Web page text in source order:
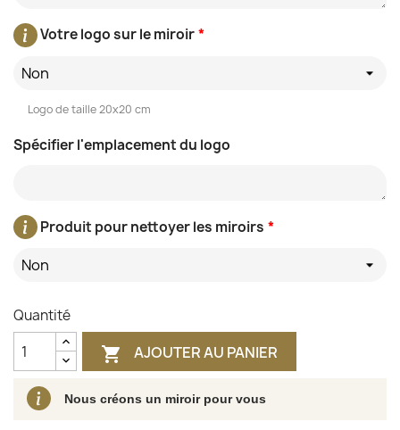
*
Votre logo sur le miroir
Non
Logo de taille 20x20 cm
Spécifier l'emplacement du logo
*
Produit pour nettoyer les miroirs
Non
Quantité
 AJOUTER AU PANIER
Nous créons un miroir pour vous